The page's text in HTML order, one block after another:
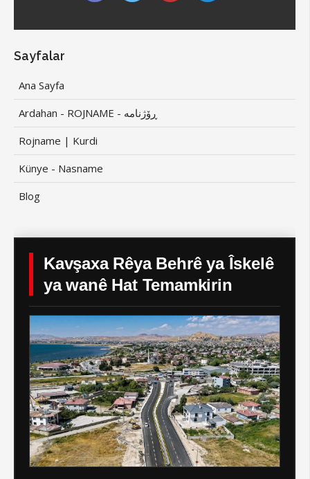
Sayfalar
Ana Sayfa
Ardahan - ROJNAME - ڕۆژنامە
Rojname | Kurdi
Künye - Nasname
Blog
Kavşaxa Rêya Behrê ya Îskelê
ya wanê Hat Temamkirin